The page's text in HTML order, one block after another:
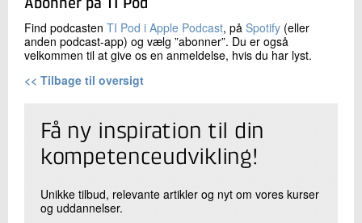
Abonner på TI Pod
Find podcasten TI Pod i Apple Podcast, på Spotify (eller
anden podcast-app) og vælg ”abonner”. Du er også
velkommen til at give os en anmeldelse, hvis du har lyst.
<< Tilbage til oversigt
Få ny inspiration til din
kompetenceudvikling!
Unikke tilbud, relevante artikler og nyt om vores kurser
og uddannelser.